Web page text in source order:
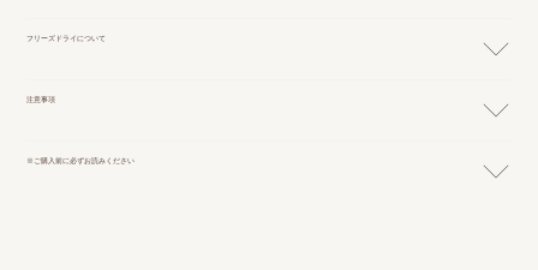
フリーズドライについて
注意事項
※ご購入前に必ずお読みください